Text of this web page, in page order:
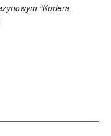
“Kuriera